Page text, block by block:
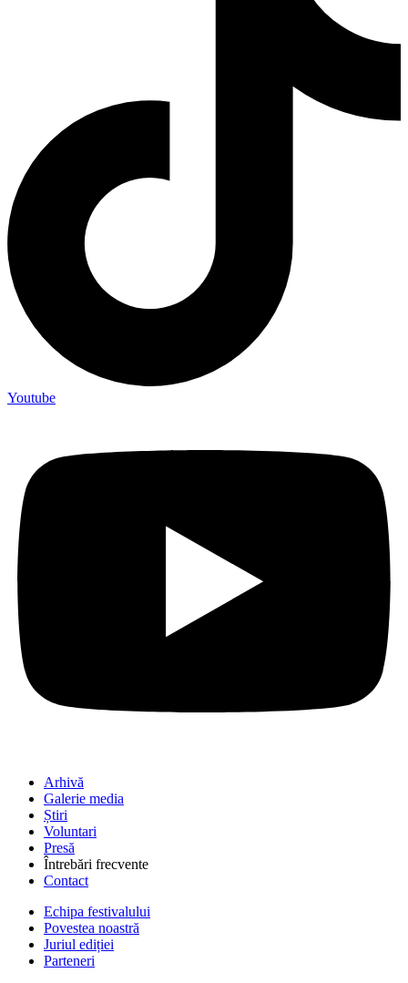
Youtube
Arhivă
Galerie media
Știri
Voluntari
Presă
Întrebări frecvente
Contact
Echipa festivalului
Povestea noastră
Juriul ediției
Parteneri